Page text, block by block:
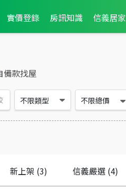
實價登錄 房訊知識 信義居家
備款找屋
不限類型 不限總價
新上架 (3) 信義嚴選(4)